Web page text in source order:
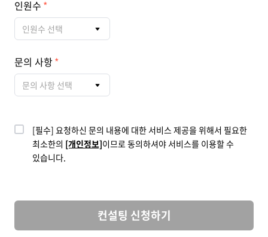
인원수
인원수 선택
문의 사항
문의 사항 선택
[필수] 요청하신 문의 내용에 대한 서비스 제공을 위해서 필요한
최소한의 [개인정보]이므로 동의하셔야 서비스를 이용할 수
있습니다.
컨설팅 신청하기